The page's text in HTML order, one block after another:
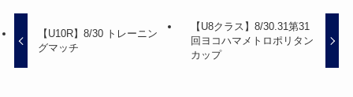
【U10R】8/30 トレーニン
グマッチ
【U8クラス】8/30.31第31
回ヨコハマメトロポリタン
カップ